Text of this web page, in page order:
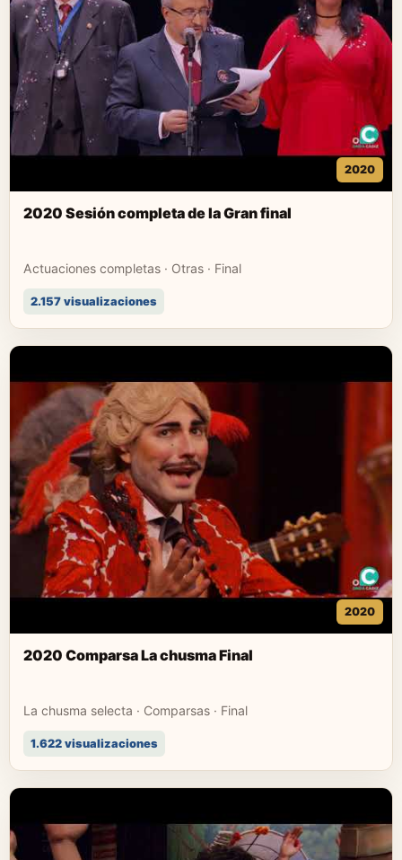
2020
2020 Sesión completa de la Gran final
Actuaciones completas · Otras · Final
2.157 visualizaciones
2020
2020 Comparsa La chusma Final
La chusma selecta · Comparsas · Final
1.622 visualizaciones